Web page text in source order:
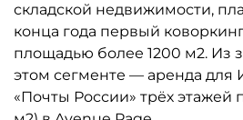
складской недвижимости,
конца года первый
площадью более 1200 м2. Из
этом сегменте — аренда для
«Почты России» трёх этажей